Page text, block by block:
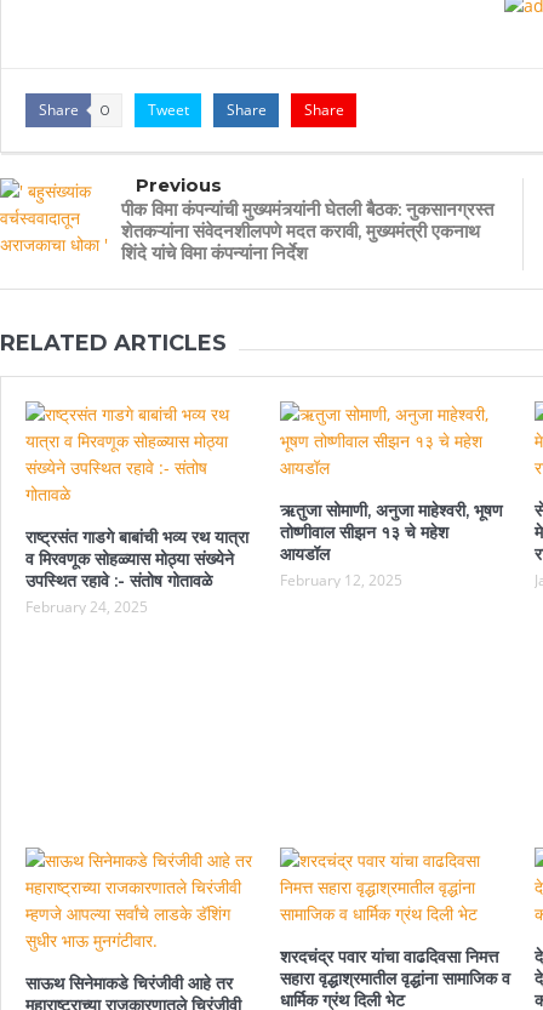
Share 0 Tweet Share Share
Previous
पीक विमा कंपन्यांची मुख्यमंत्र्यांनी घेतली बैठक: नुकसानग्रस्त
शेतकऱ्यांना संवेदनशीलपणे मदत करावी, मुख्यमंत्री एकनाथ
शिंदे यांचे विमा कंपन्यांना निर्देश
RELATED ARTICLES
राष्ट्रसंत गाडगे बाबांची भव्य रथ यात्रा
व मिरवणूक सोहळ्यास मोठ्या संख्येने
उपस्थित रहावे :- संतोष गोतावळे
February 24, 2025
ऋतुजा सोमाणी, अनुजा माहेश्वरी, भूषण
तोष्णीवाल सीझन १३ चे महेश
आयडॉल
February 12, 2025
साऊथ सिनेमाकडे चिरंजीवी आहे तर
महाराष्ट्राच्या राजकारणातले चिरंजीवी
शरदचंद्र पवार यांचा वाढदिवसा निमत्त
सहारा वृद्धाश्रमातील वृद्धांना सामाजिक व
धार्मिक ग्रंथ दिली भेट